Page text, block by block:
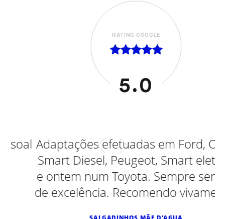
RATING GOOGLE
5.0
Adaptações efetuadas em Ford, Opel,
Smart Diesel, Peugeot, Smart eletrico
e ontem num Toyota. Sempre serviço
de excelência. Recomendo vivamente.